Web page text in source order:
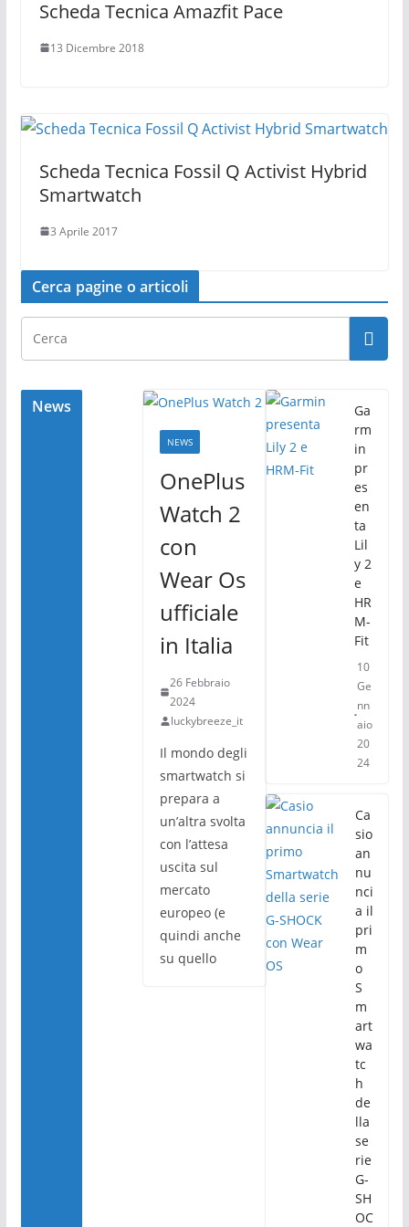
Scheda Tecnica Amazfit Pace
13 Dicembre 2018
Scheda Tecnica Fossil Q Activist Hybrid
Smartwatch
3 Aprile 2017
Cerca pagine o articoli
News
NEWS
OnePlus
Watch 2
con
Wear Os
ufficiale
in Italia
26 Febbraio
2024
luckybreeze_it
Il mondo degli
smartwatch si
prepara a
un’altra svolta
con l’attesa
uscita sul
mercato
europeo (e
quindi anche
su quello
Ga
rm
in
pr
es
en
ta
Lil
y 2
e
HR
M-
Fit
10
Ge
nn
aio
20
24
Ca
sio
an
nu
nci
a il
pri
m
o
S
m
art
wa
tc
h
de
lla
se
rie
G-
SH
OC